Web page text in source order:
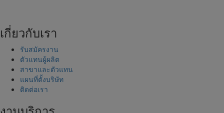
เกี่ยวกับเรา
รับสมัครงาน
ตัวแทนผู้ผลิต
สาขาและตัวแทน
แผนที่ตั้งบริษัท
ติดต่อเรา